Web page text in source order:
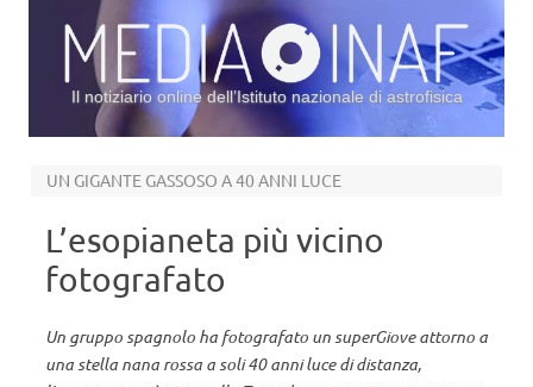
Il notiziario online dell’Istituto nazionale di astrofisica
UN GIGANTE GASSOSO A 40 ANNI LUCE
L’esopianeta più vicino
fotografato
Un gruppo spagnolo ha fotografato un superGiove attorno a
una stella nana rossa a soli 40 anni luce di distanza,